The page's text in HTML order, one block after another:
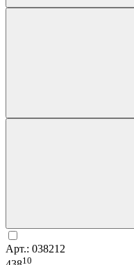
Арт.: 038212
10